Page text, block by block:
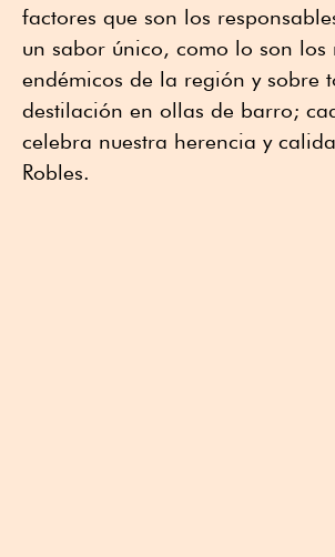
factores que son los
un sabor único, como lo son los
endémicos de la región y sobre
destilación en ollas de barro;
celebra nuestra herencia y
Robles.